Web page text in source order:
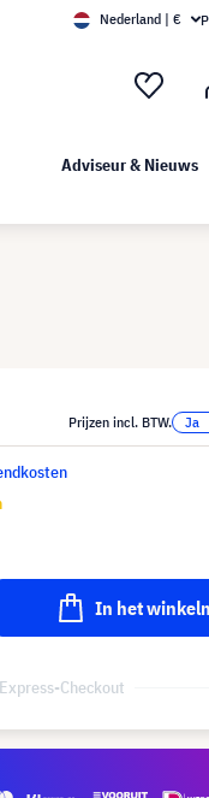
Nederland | €
Adviseur & Nieuws
Prijzen incl. BTW.
In het
Express-Checkout